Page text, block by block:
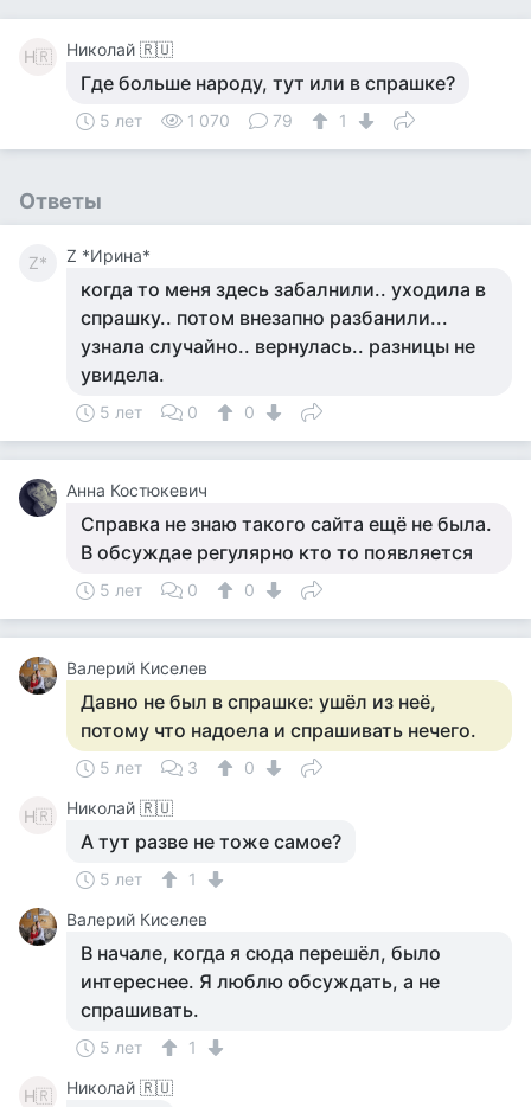
Н🇷 Николай 🇷🇺
Где больше народу, тут или в спрашке?
5 лет 1 070 79 1
Ответы
Z* Z *Ирина*
когда то меня здесь забалнили.. уходила в
спрашку.. потом внезапно разбанили...
узнала случайно.. вернулась.. разницы не
увидела.
5 лет 0 0
Анна Костюкевич
Справка не знаю такого сайта ещё не была.
В обсуждае регулярно кто то появляется
5 лет 0 0
Валерий Киселев
Давно не был в спрашке: ушёл из неё,
потому что надоела и спрашивать нечего.
5 лет 3 0
Н🇷 Николай 🇷🇺
А тут разве не тоже самое?
5 лет
1
Валерий Киселев
В начале, когда я сюда перешёл, было
интереснее. Я люблю обсуждать, а не
спрашивать.
5 лет 1
Н🇷 Николай 🇷🇺